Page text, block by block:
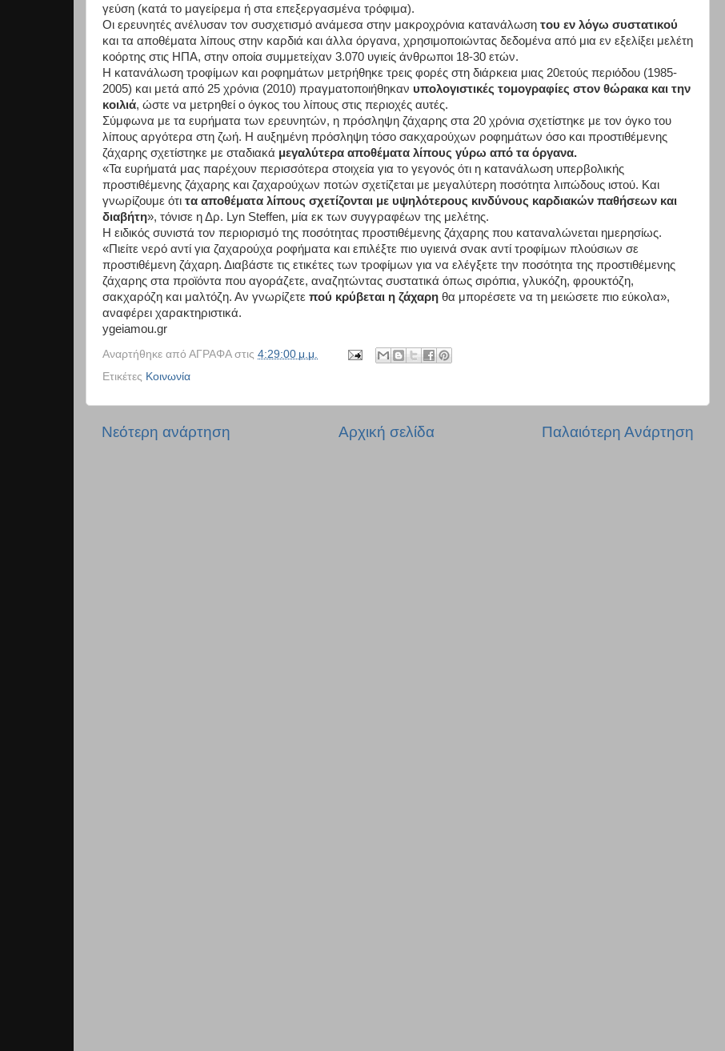
γεύση (κατά το μαγείρεμα ή στα επεξεργασμένα τρόφιμα).
Οι ερευνητές ανέλυσαν τον συσχετισμό ανάμεσα στην μακροχρόνια κατανάλωση του εν λόγω συστατικού
και τα αποθέματα λίπους στην καρδιά και άλλα όργανα, χρησιμοποιώντας δεδομένα από μια εν εξελίξει μελέτη
κοόρτης στις ΗΠΑ, στην οποία συμμετείχαν 3.070 υγιείς άνθρωποι 18-30 ετών.
Η κατανάλωση τροφίμων και ροφημάτων μετρήθηκε τρεις φορές στη διάρκεια μιας 20ετούς περιόδου (1985-
2005) και μετά από 25 χρόνια (2010) πραγματοποιήθηκαν υπολογιστικές τομογραφίες στον θώρακα και την
κοιλιά, ώστε να μετρηθεί ο όγκος του λίπους στις περιοχές αυτές.
Σύμφωνα με τα ευρήματα των ερευνητών, η πρόσληψη ζάχαρης στα 20 χρόνια σχετίστηκε με τον όγκο του
λίπους αργότερα στη ζωή. Η αυξημένη πρόσληψη τόσο σακχαρούχων ροφημάτων όσο και προστιθέμενης
ζάχαρης σχετίστηκε με σταδιακά μεγαλύτερα αποθέματα λίπους γύρω από τα όργανα.
«Τα ευρήματά μας παρέχουν περισσότερα στοιχεία για το γεγονός ότι η κατανάλωση υπερβολικής
προστιθέμενης ζάχαρης και ζαχαρούχων ποτών σχετίζεται με μεγαλύτερη ποσότητα λιπώδους ιστού. Και
γνωρίζουμε ότι τα αποθέματα λίπους σχετίζονται με υψηλότερους κινδύνους καρδιακών παθήσεων και
διαβήτη», τόνισε η Δρ. Lyn Steffen, μία εκ των συγγραφέων της μελέτης.
Η ειδικός συνιστά τον περιορισμό της ποσότητας προστιθέμενης ζάχαρης που καταναλώνεται ημερησίως.
«Πιείτε νερό αντί για ζαχαρούχα ροφήματα και επιλέξτε πιο υγιεινά σνακ αντί τροφίμων πλούσιων σε
προστιθέμενη ζάχαρη. Διαβάστε τις ετικέτες των τροφίμων για να ελέγξετε την ποσότητα της προστιθέμενης
ζάχαρης στα προϊόντα που αγοράζετε, αναζητώντας συστατικά όπως σιρόπια, γλυκόζη, φρουκτόζη,
σακχαρόζη και μαλτόζη. Αν γνωρίζετε πού κρύβεται η ζάχαρη θα μπορέσετε να τη μειώσετε πιο εύκολα»,
αναφέρει χαρακτηριστικά.
ygeiamou.gr
Αναρτήθηκε από ΑΓΡΑΦΑ στις 4:29:00 μ.μ.
Ετικέτες Κοινωνία
Νεότερη ανάρτηση Παλαιότερη Ανάρτηση
Αρχική σελίδα